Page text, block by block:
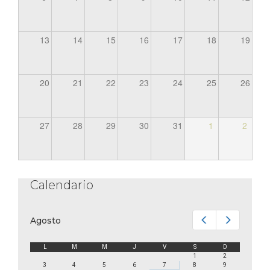
13 14 15 16 17 18 19
20 21 22 23 24 25 26
27 28 29 30 31 1 2
Calendario
Anterior
Agosto
L M M J V S
D
1
2
3
4 5 6 7 8 9